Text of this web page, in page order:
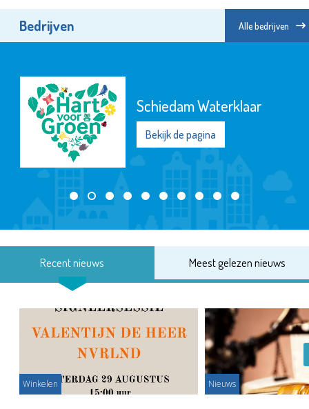
Bedrijven Alle bedrijven
Schiedam Waterklaar
Bekijk de pagina
Recent nieuws Meest gelezen nieuws
Winkelen Nieuws